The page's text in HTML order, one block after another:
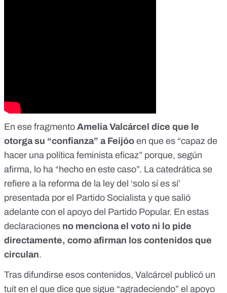
En ese fragmento Amelia Valcárcel dice que le
otorga su “confianza” a Feijóo en que es “capaz de
hacer una política feminista eficaz” porque, según
afirma, lo ha “hecho en este caso”. La catedrática se
refiere a la reforma de la ley del ‘solo sí es sí’
presentada por el Partido Socialista y que salió
adelante con el apoyo del Partido Popular. En estas
declaraciones no menciona el voto ni lo pide
directamente, como afirman los contenidos que
circulan.
Tras difundirse esos contenidos, Valcárcel publicó un
tuit en el que dice que sigue “agradeciendo” el apoyo